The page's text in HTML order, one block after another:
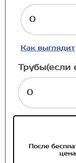
Как выглядит
Трубы(если
После